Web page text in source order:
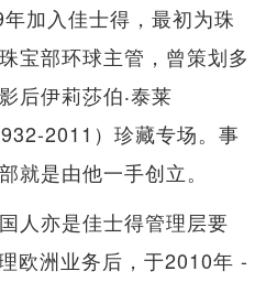
加入佳士得，最初为珠
宝部环球主管，曾策划多
后伊莉莎伯‧泰莱
2011）珍藏专场。事
就是由他一手创立。
人亦是佳士得管理层要
欧洲业务后，于2010年 -